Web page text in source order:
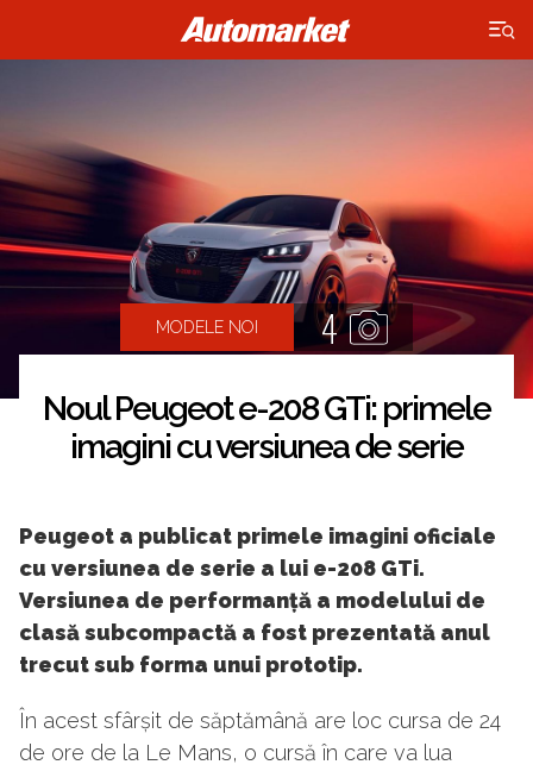
×
MODELE NOI 4
Noul Peugeot e-208 GTi: primele
imagini cu versiunea de serie
Peugeot a publicat primele imagini oficiale
cu versiunea de serie a lui e-208 GTi.
Versiunea de performanță a modelului de
clasă subcompactă a fost prezentată anul
trecut sub forma unui prototip.
În acest sfârșit de săptămână are loc cursa de 24
de ore de la Le Mans, o cursă în care va lua